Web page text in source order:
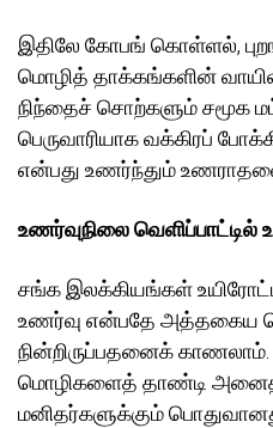
இதிலே கோபங் கொள்ளல்,
மொழித் தாக்கங்களின்
நிந்தைச் சொற்களும் சமூக
பெருவாரியாக வக்கிரப்
என்பது உணர்ந்தும்
உணர்வுநிலை
சங்க இலக்கியங்கள்
உணர்வு என்பதே அத்தகைய
நின்றிருப்பதனைக்
மொழிகளைத் தாண்டி
மனிதர்களுக்கும்